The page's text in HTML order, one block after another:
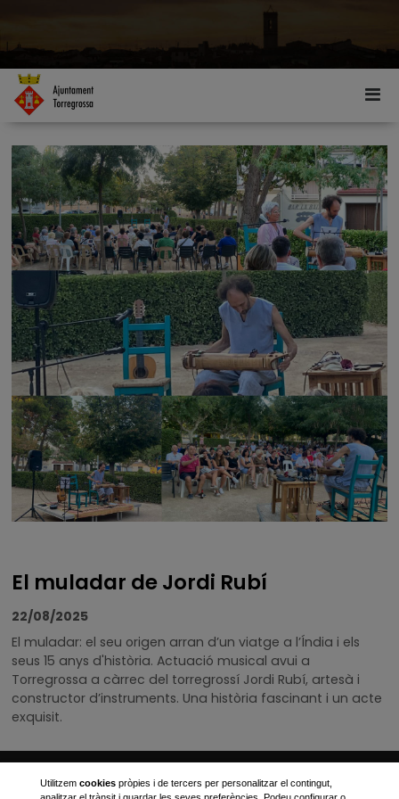
El muladar de Jordi Rubí
22/08/2025
El muladar: el seu origen arran d’un viatge a l’Índia i els
seus 15 anys d'història. Actuació musical avui a
Torregrossa a càrrec del torregrossí Jordi Rubí, artesà i
constructor d’instruments. Una història fascinant i un acte
exquisit.
Ajuntament de Torregrossa
Utilitzem cookiespròpies i de tercers per personalitzar el contingut,